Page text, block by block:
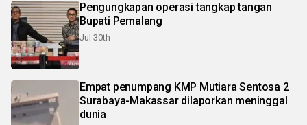
Pengungkapan operasi tangkap tangan
Bupati Pemalang
Jul 30th
Empat penumpang KMP Mutiara Sentosa 2
Surabaya-Makassar dilaporkan meninggal
dunia